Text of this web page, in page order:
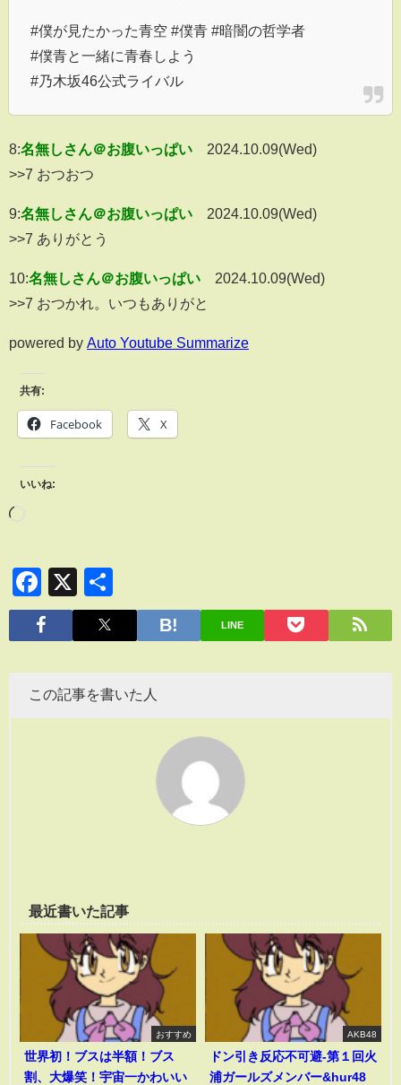
#僕が見たかった青空 #僕青 #暗闇の哲学者
#僕青と一緒に青春しよう
#乃木坂46公式ライバル
8:名無しさん＠お腹いっぱい
2024.10.09(Wed)
>>7 おつおつ
9:名無しさん＠お腹いっぱい
2024.10.09(Wed)
>>7 ありがとう
10:名無しさん＠お腹いっぱい
2024.10.09(Wed)
>>7 おつかれ。いつもありがと
powered by Auto Youtube Summarize
共有:
Facebook X
いいね:
Facebook
X
有
LINE
この記事を書いた人
最近書いた記事
おすすめ
世界初！ブスは半額！ブス
割、大爆笑！宇宙一かわいい
AKB48
ドン引き反応不可避-第１回火
浦ガールズメンバー&hur48